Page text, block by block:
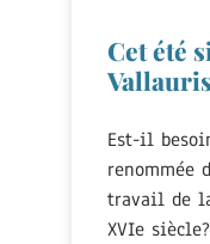
Cet été
Est-il
renommée
travail de
XVIe siècle?